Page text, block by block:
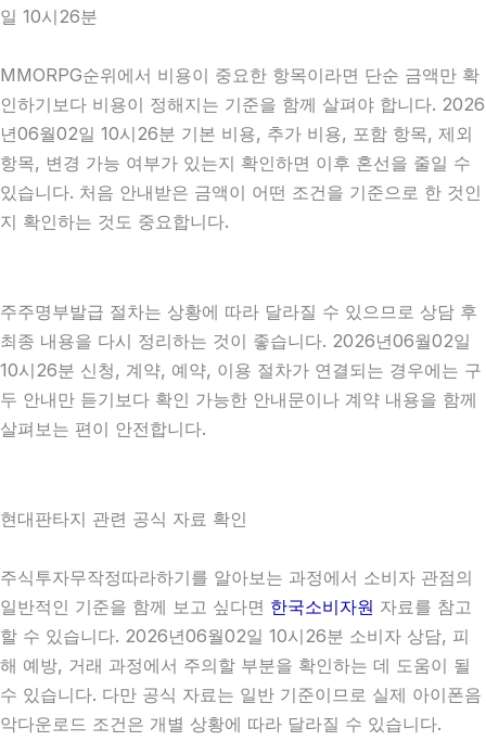
일 10시26분
MMORPG순위에서 비용이 중요한 항목이라면 단순 금액만 확
인하기보다 비용이 정해지는 기준을 함께 살펴야 합니다. 2026
년06월02일 10시26분 기본 비용, 추가 비용, 포함 항목, 제외
항목, 변경 가능 여부가 있는지 확인하면 이후 혼선을 줄일 수
있습니다. 처음 안내받은 금액이 어떤 조건을 기준으로 한 것인
지 확인하는 것도 중요합니다.
주주명부발급 절차는 상황에 따라 달라질 수 있으므로 상담 후
최종 내용을 다시 정리하는 것이 좋습니다. 2026년06월02일
10시26분 신청, 계약, 예약, 이용 절차가 연결되는 경우에는 구
두 안내만 듣기보다 확인 가능한 안내문이나 계약 내용을 함께
살펴보는 편이 안전합니다.
현대판타지 관련 공식 자료 확인
주식투자무작정따라하기를 알아보는 과정에서 소비자 관점의
일반적인 기준을 함께 보고 싶다면 한국소비자원 자료를 참고
할 수 있습니다. 2026년06월02일 10시26분 소비자 상담, 피
해 예방, 거래 과정에서 주의할 부분을 확인하는 데 도움이 될
수 있습니다. 다만 공식 자료는 일반 기준이므로 실제 아이폰음
악다운로드 조건은 개별 상황에 따라 달라질 수 있습니다.